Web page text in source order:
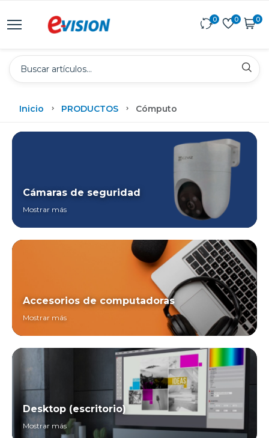
0 0 0
Inicio PRODUCTOS Cómputo
Cámaras de seguridad
Mostrar más
Accesorios de computadoras
Mostrar más
Desktop (escritorio)
Mostrar más